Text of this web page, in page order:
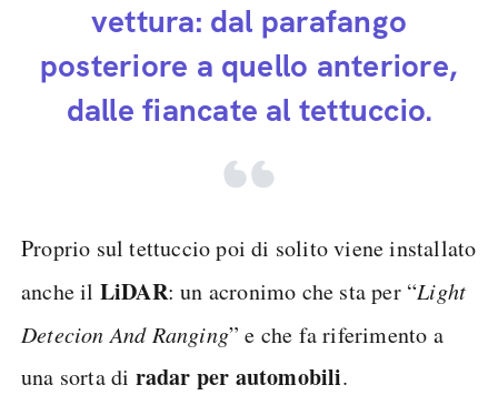
vettura: dal parafango
posteriore a quello anteriore,
dalle fiancate al tettuccio.
Proprio sul tettuccio poi di solito viene installato
anche il LiDAR: un acronimo che sta per “Light
Detecion And Ranging” e che fa riferimento a
una sorta di radar per automobili.